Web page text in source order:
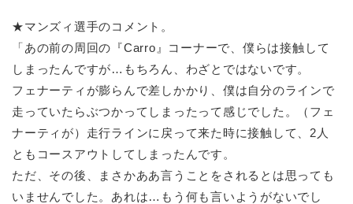
★マンズィ選手のコメント。
「あの前の周回の『Carro』コーナーで、僕らは接触して
しまったんですが…もちろん、わざとではないです。
フェナーティが膨らんで差しかかり、僕は自分のラインで
走っていたらぶつかってしまったって感じでした。（フェ
ナーティが）走行ラインに戻って来た時に接触して、2人
ともコースアウトしてしまったんです。
ただ、その後、まさかああ言うことをされるとは思っても
いませんでした。あれは…もう何も言いようがないでし